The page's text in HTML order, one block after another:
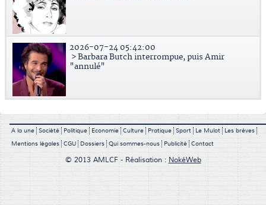
2026-07-24 05:42:00
> Barbara Butch interrompue, puis Amir
"annulé"
A la une Société Politique Economie Culture Pratique Sport Le Mulot
Les brèves
Mentions légales CGU Dossiers Qui sommes-nous Publicité Contact
© 2013 AMLCF - Réalisation : NokéWeb